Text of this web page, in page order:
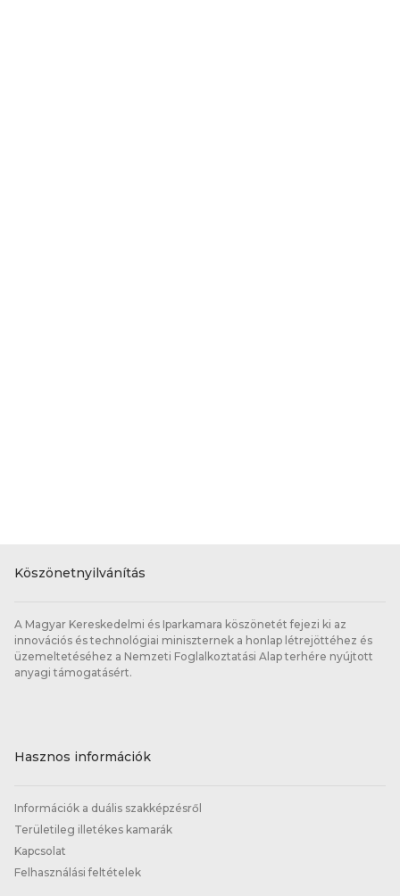
Köszönetnyilvánítás
A Magyar Kereskedelmi és Iparkamara köszönetét fejezi ki az
innovációs és technológiai miniszternek a honlap létrejöttéhez és
üzemeltetéséhez a Nemzeti Foglalkoztatási Alap terhére nyújtott
anyagi támogatásért.
Hasznos információk
Információk a duális szakképzésről
Területileg illetékes kamarák
Kapcsolat
Felhasználási feltételek